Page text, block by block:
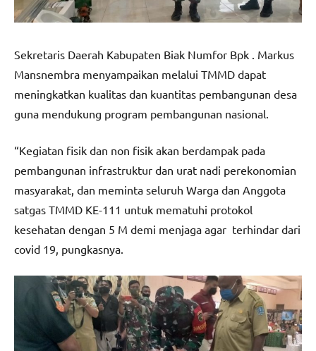
Sekretaris Daerah Kabupaten Biak Numfor Bpk . Markus
Mansnembra menyampaikan melalui TMMD dapat
meningkatkan kualitas dan kuantitas pembangunan desa
guna mendukung program pembangunan nasional.
“Kegiatan fisik dan non fisik akan berdampak pada
pembangunan infrastruktur dan urat nadi perekonomian
masyarakat, dan meminta seluruh Warga dan Anggota
satgas TMMD KE-111 untuk mematuhi protokol
kesehatan dengan 5 M demi menjaga agar terhindar dari
covid 19, pungkasnya.